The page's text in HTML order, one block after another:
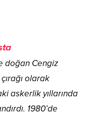
doğan Cengiz
olarak
askerlik yıllarında
1980’de